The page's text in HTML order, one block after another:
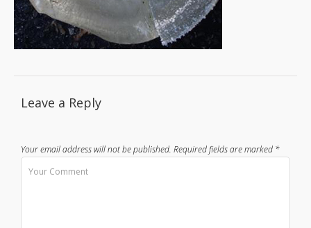
Leave a Reply
Your email address will not be published. Required fields are marked *